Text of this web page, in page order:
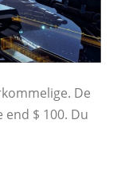
De
$ 100. Du